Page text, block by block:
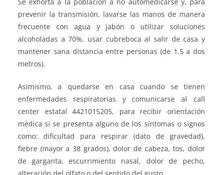
prevenir la transmisión, lavarse las manos de manera
frecuente con agua y jabón o utilizar soluciones
alcoholadas a 70%, usar cubreboca al salir de casa y
mantener sana distancia entre personas (de 1.5 a dos
metros).
Asimismo, a quedarse en casa cuando se tienen
enfermedades respiratorias y comunicarse al call
center estatal 4421015205, para recibir orientación
médica si se presenta alguno de los síntomas o signos
como: dificultad para respirar (dato de gravedad),
fiebre (mayor a 38 grados), dolor de cabeza, tos, dolor
de garganta, escurrimiento nasal, dolor de pecho,